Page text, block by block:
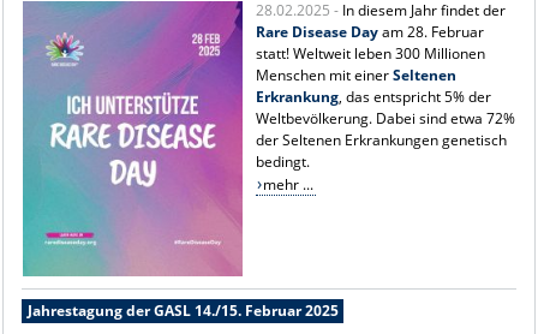
28.02.2025 - In diesem Jahr findet der
Rare Disease Dayam 28. Februar
statt! Weltweit leben 300 Millionen
Menschen mit einerSeltenen
Erkrankung, das entspricht 5% der
Weltbevölkerung. Dabei sind etwa 72%
der Seltenen Erkrankungen genetisch
bedingt.
mehr ...
Jahrestagung der GASL 14./15. Februar 2025